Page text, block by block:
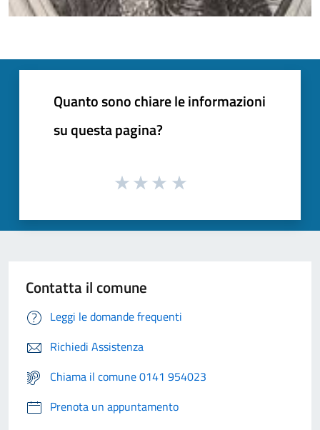
Quanto sono chiare le informazioni
su questa pagina?
Contatta il comune
Leggi le domande frequenti
Richiedi Assistenza
Chiama il comune 0141 954023
Prenota un appuntamento